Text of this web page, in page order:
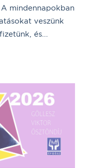
mindennapokban
veszünk
és...